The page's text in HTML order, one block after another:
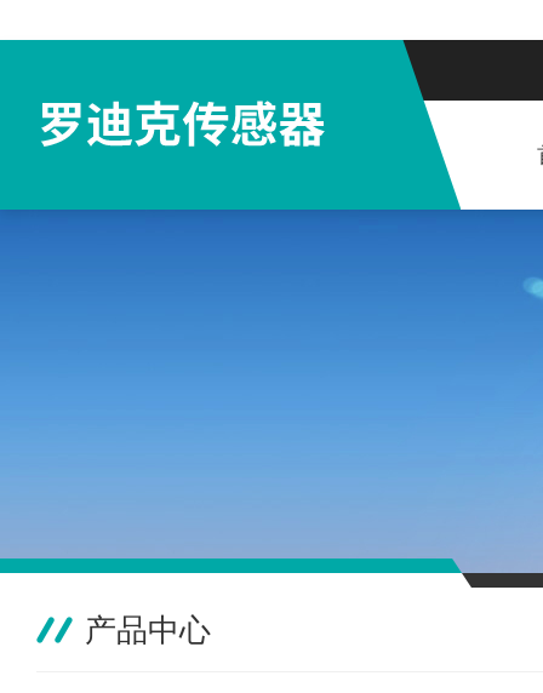
产品中心